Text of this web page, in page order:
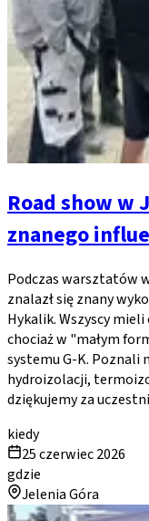
Road show w
znanego
Podczas warsztatów
znalazł się znany
Hykalik. Wszyscy
chociaż w "małym
systemu G-K. Poznali
hydroizolacji,
dziękujemy za
kiedy
25 czerwiec 2026
gdzie
Jelenia Góra